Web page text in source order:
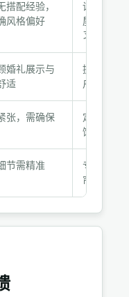
搭配经验，
风格偏好
设计师上
屋尺寸，
习惯和审
婚礼展示与
适
提供三套
户选择粉
张，需确保
定制窗帘
饰家具
节需精准
专业团队
帘、灯饰